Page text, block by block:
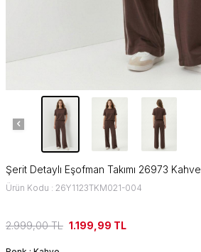
Şerit Detaylı Eşofman Takımı 26973 Kahve
Ürün Kodu : 26Y1123TKM021-004
2.999,00TL 1.199,99 TL